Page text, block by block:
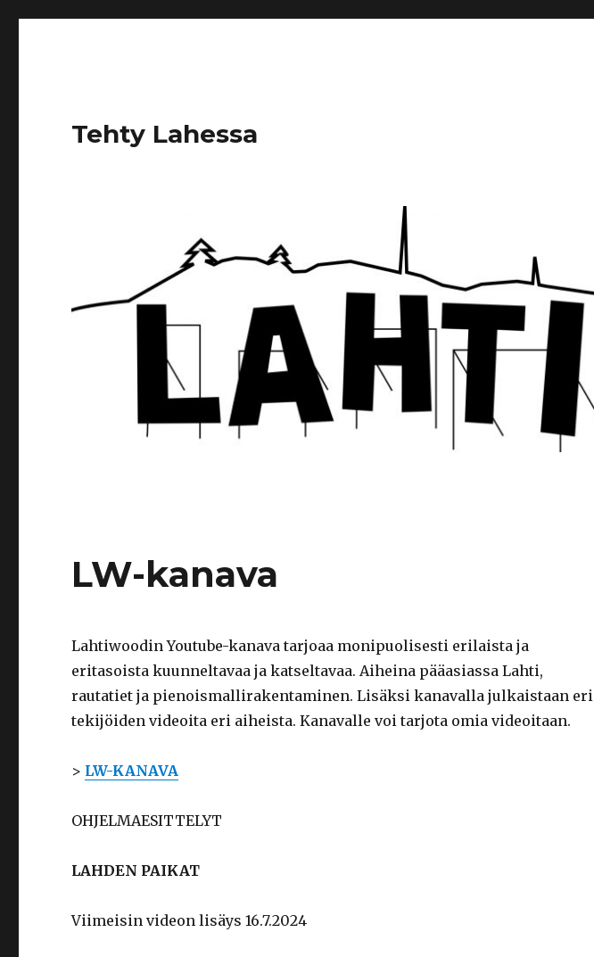
Tehty Lahessa
LW-kanava
Lahtiwoodin Youtube-kanava tarjoaa monipuolisesti erilaista ja
eritasoista kuunneltavaa ja katseltavaa. Aiheina pääasiassa Lahti,
rautatiet ja pienoismallirakentaminen. Lisäksi kanavalla julkaistaan eri
tekijöiden videoita eri aiheista. Kanavalle voi tarjota omia videoitaan.
> LW-KANAVA
OHJELMAESITTELYT
LAHDEN PAIKAT
Viimeisin videon lisäys 16.7.2024